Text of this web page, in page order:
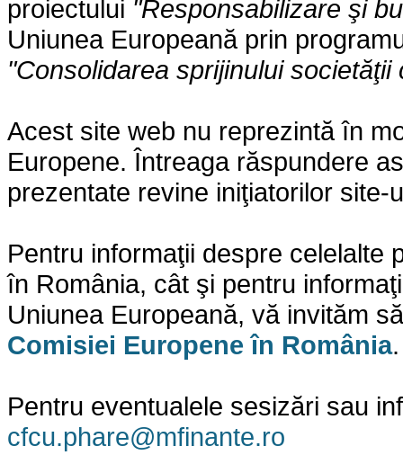
proiectului "Responsabilizare şi
Uniunea Europeană prin
"Consolidarea sprijinului
Acest site web nu reprezintă în
Europene. Întreaga răspundere
prezentate revine iniţiatorilor site-
Pentru informaţii despre celelalte
în România, cât şi pentru
Uniunea Europeană, vă invităm
Comisiei Europene în România.
Pentru eventualele sesizări sau
cfcu.phare@mfinante.ro